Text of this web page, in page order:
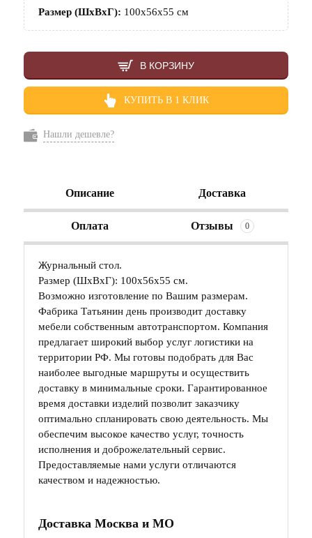
Размер (ШхВхГ): 100х56х55 см
В КОРЗИНУ
КУПИТЬ В 1 КЛИК
Нашли дешевле?
Описание Доставка
Оплата Отзывы 0
Журнальный стол.
Размер (ШхВхГ): 100х56х55 см.
Возможно изготовление по Вашим размерам.
Фабрика Татьянин день производит доставку
мебели собственным автотранспортом. Компания
предлагает широкий выбор услуг логистики на
территории РФ. Мы готовы подобрать для Вас
наиболее выгодные маршруты и осуществить
доставку в минимальные сроки. Гарантированное
время доставки изделий позволит заказчику
оптимально спланировать свою деятельность. Мы
обеспечим высокое качество услуг, точность
исполнения и доброжелательный сервис.
Предоставляемые нами услуги отличаются
качеством и надежностью.
Доставка Москва и МО